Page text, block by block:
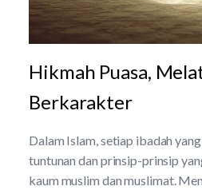
Hikmah Puasa,
Berkarakter
Dalam Islam, setiap ibadah
tuntunan dan prinsip-prinsip
kaum muslim dan muslimat.